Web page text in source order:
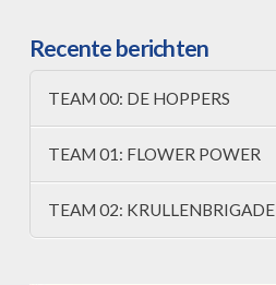
Recente berichten
TEAM 00: DE HOPPERS
TEAM 01: FLOWER POWER
TEAM 02: KRULLENBRIGADE